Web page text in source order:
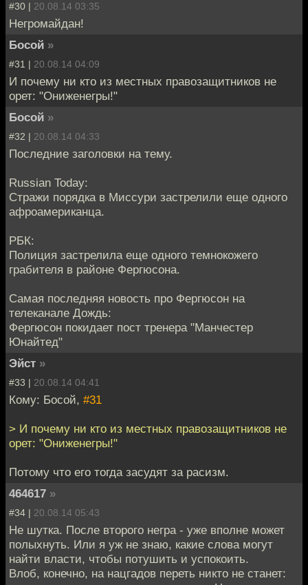
#30 | 20.08.14 03:35
Негромайдан!
Босой »
#31 | 20.08.14 04:09
И почему ни кто из местных правозащитников не
орет: "Ониженегры!"
Босой »
#32 | 20.08.14 04:33
Последние заголовки на тему.
Russian Today:
Стражи порядка в Миссури застрелили еще одного
афроамериканца.
РБК:
Полиция застрелила еще одного темнокожего
грабителя в районе Фергюсона.
Самая последняя новость про Фергюсон на
телеканале Дождь:
Фергюсон покидает пост тренера "Манчестер
Юнайтед"
Эйст »
#33 | 20.08.14 04:41
Кому: Босой, #31
> И почему ни кто из местных правозащитников не
орет: "Ониженегры!"
Потому что его тогда засудят за расизм.
464617 »
#34 | 20.08.14 05:43
Не шутка. После второго негра - уже вполне может
полыхнуть. Или я уж не знаю, какие слова могут
найти власти, чтобы потушить и успокоить.
Влоб, конечно, на нацгадов переть никто не станет: